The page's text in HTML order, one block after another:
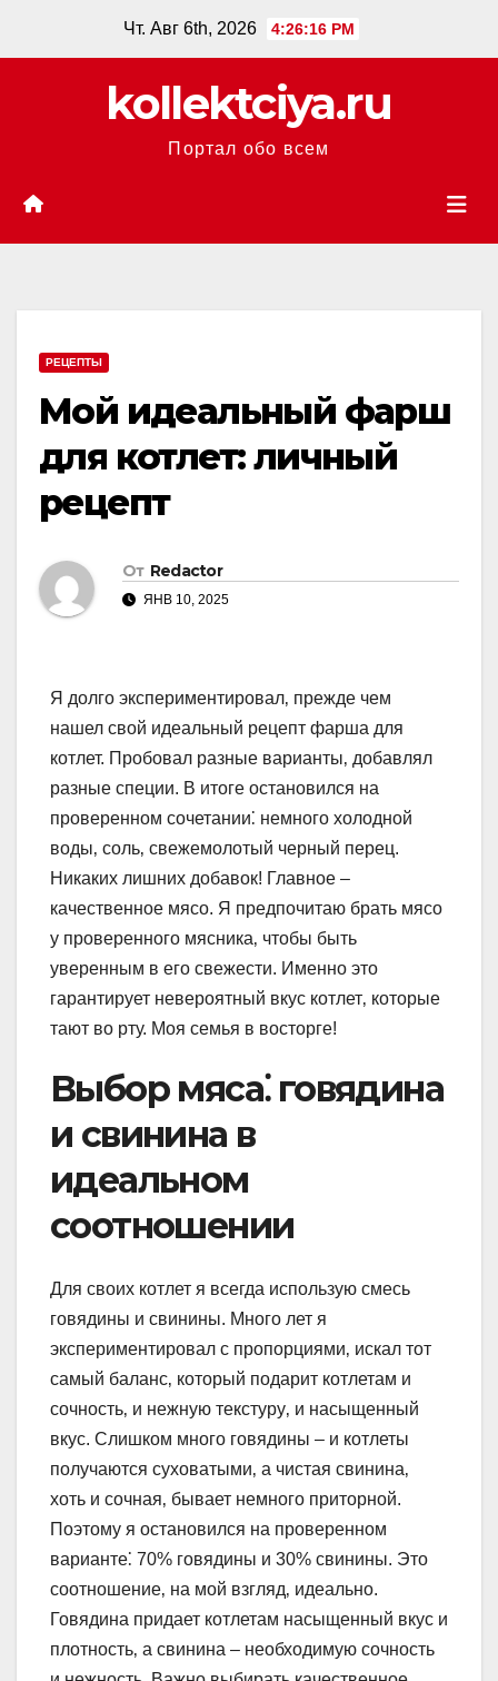
Чт. Авг 6th, 2026 4:26:17 PM
kollektciya.ru
Портал обо всем
РЕЦЕПТЫ
Мой идеальный фарш
для котлет: личный
рецепт
От Redactor
ЯНВ 10, 2025
Я долго экспериментировал‚ прежде чем
нашел свой идеальный рецепт фарша для
котлет. Пробовал разные варианты‚ добавлял
разные специи. В итоге остановился на
проверенном сочетании⁚ немного холодной
воды‚ соль‚ свежемолотый черный перец.
Никаких лишних добавок! Главное –
качественное мясо. Я предпочитаю брать мясо
у проверенного мясника‚ чтобы быть
уверенным в его свежести. Именно это
гарантирует невероятный вкус котлет‚ которые
тают во рту. Моя семья в восторге!
Выбор мяса⁚ говядина
и свинина в
идеальном
соотношении
Для своих котлет я всегда использую смесь
говядины и свинины. Много лет я
экспериментировал с пропорциями‚ искал тот
самый баланс‚ который подарит котлетам и
сочность‚ и нежную текстуру‚ и насыщенный
вкус. Слишком много говядины – и котлеты
получаются суховатыми‚ а чистая свинина‚
хоть и сочная‚ бывает немного приторной.
Поэтому я остановился на проверенном
варианте⁚ 70% говядины и 30% свинины. Это
соотношение‚ на мой взгляд‚ идеально.
Говядина придает котлетам насыщенный вкус и
плотность‚ а свинина – необходимую сочность